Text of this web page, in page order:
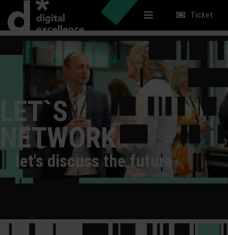
Ticket
LET`S
NETWORK
let's discuss the future